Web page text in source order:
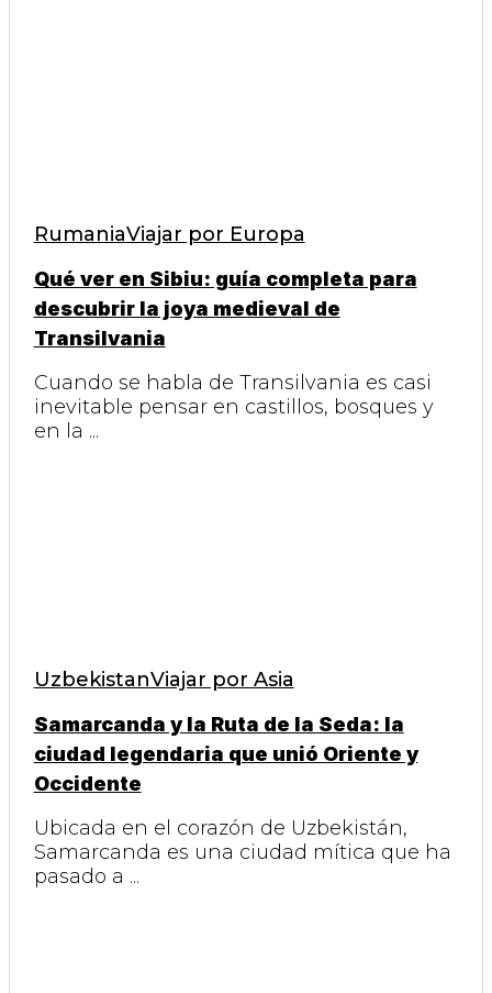
RumaniaViajar por Europa
Qué ver en Sibiu: guía completa para
descubrir la joya medieval de
Transilvania
Cuando se habla de Transilvania es casi
inevitable pensar en castillos, bosques y
en la ...
UzbekistanViajar por Asia
Samarcanda y la Ruta de la Seda: la
ciudad legendaria que unió Oriente y
Occidente
Ubicada en el corazón de Uzbekistán,
Samarcanda es una ciudad mítica que ha
pasado a ...